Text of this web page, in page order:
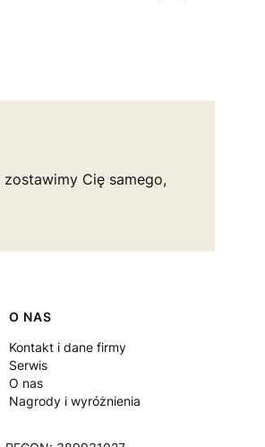
Cię samego,
O NAS
Kontakt i dane firmy
Serwis
O nas
Nagrody i wyróżnienia